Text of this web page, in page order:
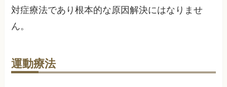
対症療法であり根本的な原因解決にはなりませ
ん。
運動療法